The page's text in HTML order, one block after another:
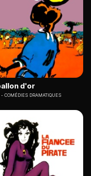
d'or
COMÉDIES DRAMATIQUES